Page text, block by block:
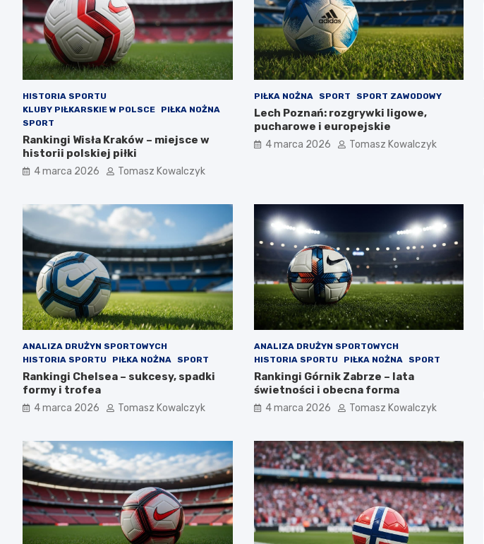
HISTORIA SPORTU
KLUBY PIŁKARSKIE W POLSCE
PIŁKA NOŻNA
SPORT
Rankingi Wisła Kraków – miejsce w
historii polskiej piłki
4 marca 2026 Tomasz Kowalczyk
PIŁKA NOŻNA SPORT SPORT ZAWODOWY
Lech Poznań: rozgrywki ligowe,
pucharowe i europejskie
4 marca 2026 Tomasz Kowalczyk
ANALIZA DRUŻYN SPORTOWYCH
HISTORIA SPORTU
PIŁKA NOŻNA SPORT
Rankingi Chelsea – sukcesy, spadki
formy i trofea
4 marca 2026 Tomasz Kowalczyk
ANALIZA DRUŻYN SPORTOWYCH
HISTORIA SPORTU
PIŁKA NOŻNA SPORT
Rankingi Górnik Zabrze – lata
świetności i obecna forma
4 marca 2026 Tomasz Kowalczyk